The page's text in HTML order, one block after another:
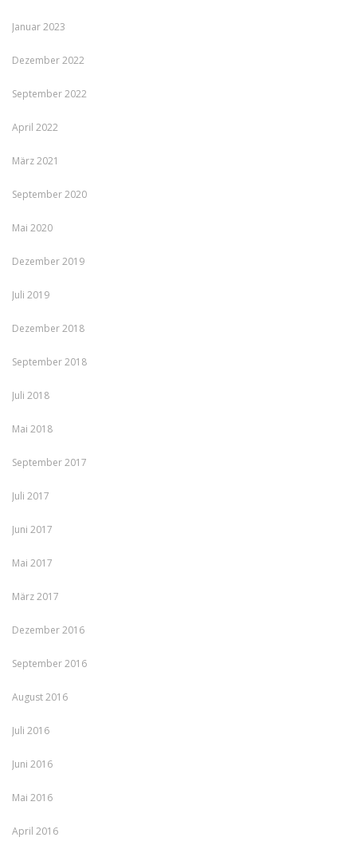
Januar 2023
Dezember 2022
September 2022
April 2022
März 2021
September 2020
Mai 2020
Dezember 2019
Juli 2019
Dezember 2018
September 2018
Juli 2018
Mai 2018
September 2017
Juli 2017
Juni 2017
Mai 2017
März 2017
Dezember 2016
September 2016
August 2016
Juli 2016
Juni 2016
Mai 2016
April 2016